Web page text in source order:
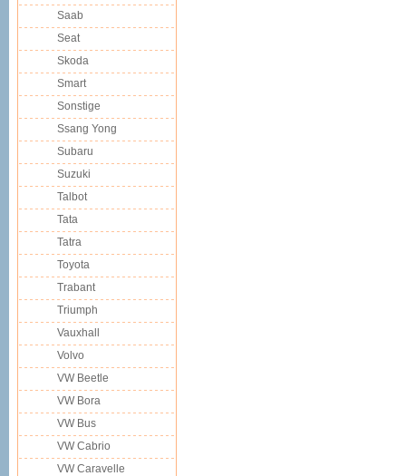
Saab
Seat
Skoda
Smart
Sonstige
Ssang Yong
Subaru
Suzuki
Talbot
Tata
Tatra
Toyota
Trabant
Triumph
Vauxhall
Volvo
VW Beetle
VW Bora
VW Bus
VW Cabrio
VW Caravelle